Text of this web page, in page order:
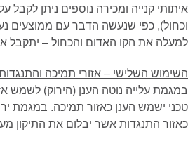
איתותי קנייה ומכירה נוספים ניתן
וכחול), כפי שנעשה הדבר עם ממוצעים
למעלה את הקו האדום והכחול – יתקבל
השימוש השלישי – אזורי תמיכה
במגמת עלייה נוטה הענן (הירוק) לשמש
טכני ישמש הענן כאזור תמיכה. במגמת
כאזור התנגדות אשר יבלום את התיקון